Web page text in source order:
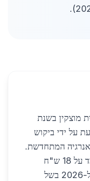
מוצקין בשנת
על ידי ביקוש
המתחדשת.
מחיר ממוצע לחיתוך מדויק עומד על 18 ש"ח
לק"ג, ירידה של 5% בהשוואה ל-2026 בשל